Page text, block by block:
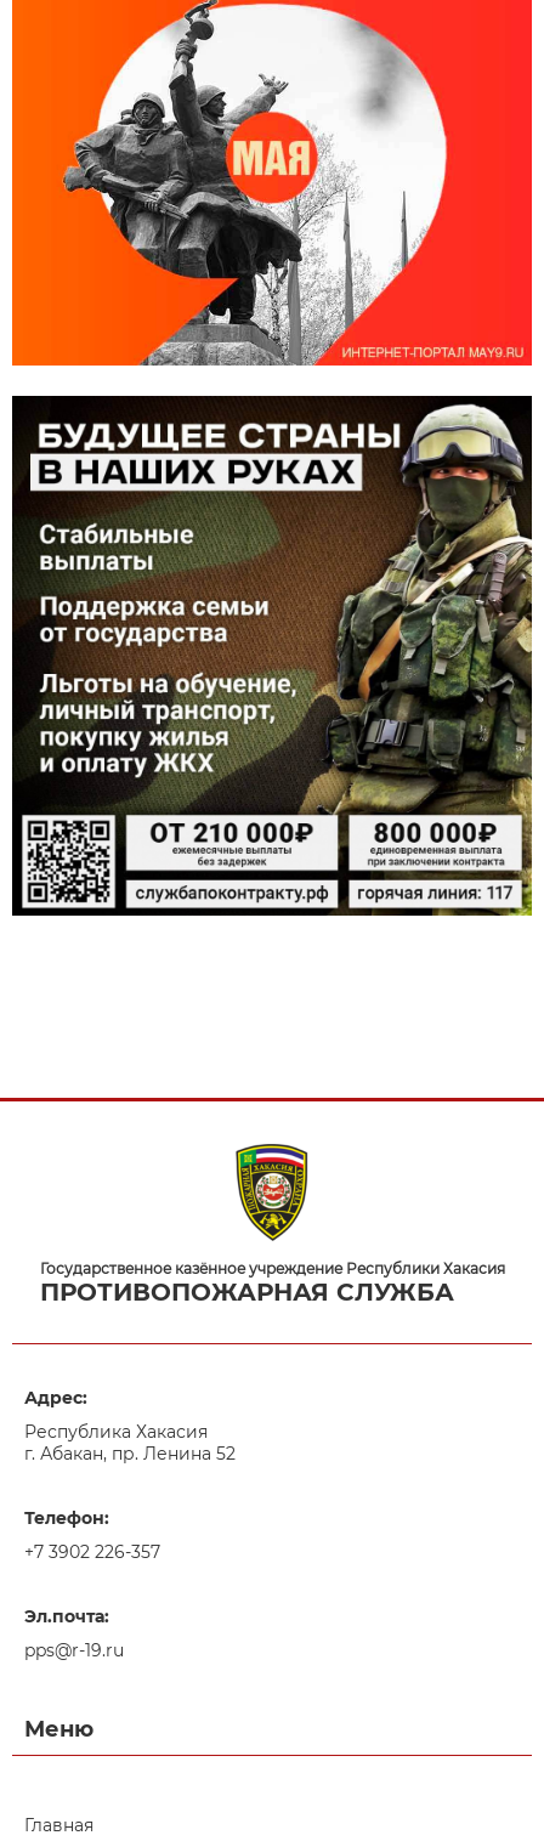
Государственное казённое учреждение Республики Хакасия
ПРОТИВОПОЖАРНАЯ СЛУЖБА
Адрес:
Республика Хакасия
г. Абакан, пр. Ленина 52
Телефон:
+7 3902 226-357
Эл.почта:
pps@r-19.ru
Меню
Главная